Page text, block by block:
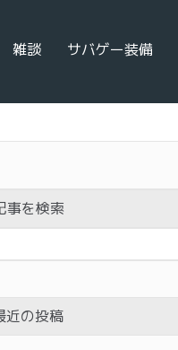
雑談 サバゲー装備
事を検索
近の投稿